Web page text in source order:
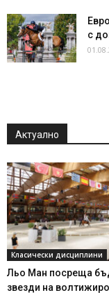
с
Актуално
Класически дисциплини
Льо Ман посреща
звезди на